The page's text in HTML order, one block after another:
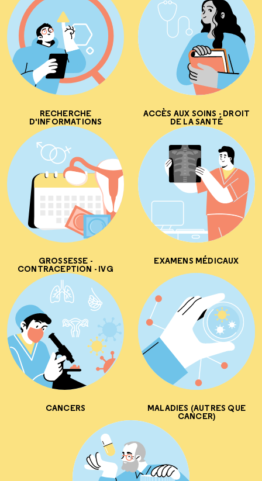
RECHERCHE
D'INFORMATIONS
ACCÈS AUX SOINS - DROIT
DE LA SANTÉ
GROSSESSE -
CONTRACEPTION - IVG
EXAMENS MÉDICAUX
CANCERS MALADIES (AUTRES QUE
CANCER)